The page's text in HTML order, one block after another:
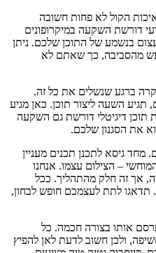
הקול לא פחות חשובה
דורשת השקעה במיקרופונים
עצום בנשמע של התוכן שלכם. ניתן
מהסביבה, כך שאתם לא
ברגע שנשלים את כל זה.
תגיע השעה ליצור תוכן. כאן מגיע
תוכן דיגיטלי דורשת גם השקעה
את הסגנון שלכם.
גיסא לתכנן תכנים מעניין
– הצילום עצמו. אנחנו
אך זה חלק מהתהליך. ככל
תדאגו לתת לעצמכם חופש לבחון,
אותו בצורה חכמה. כל
ולכן חשוב לדעת לאן להפיץ